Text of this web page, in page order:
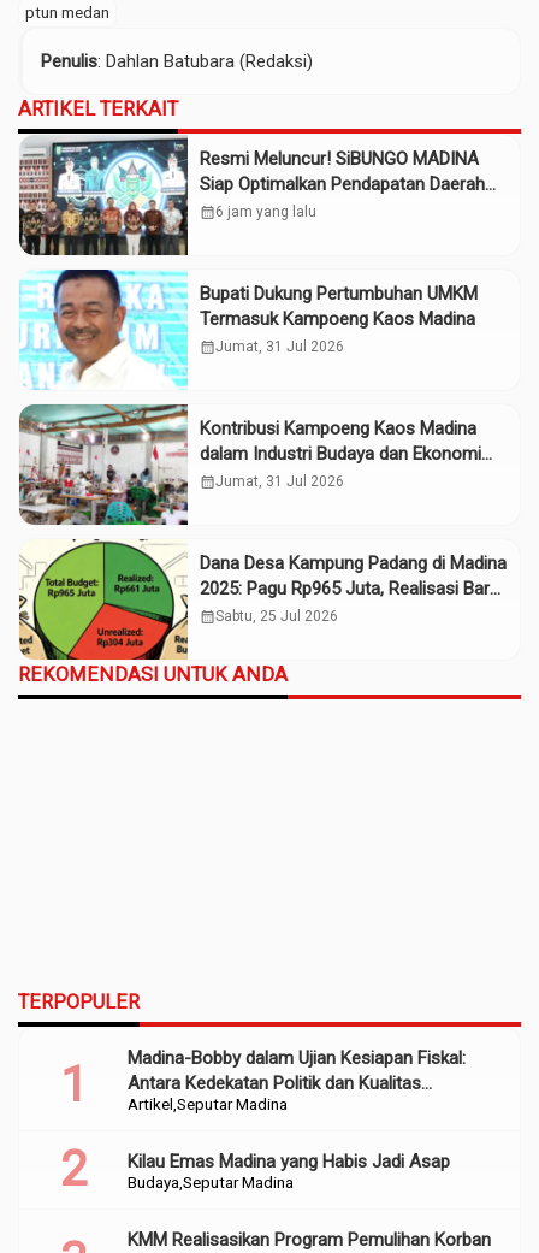
ptun medan
Penulis: Dahlan Batubara (Redaksi)
ARTIKEL TERKAIT
Resmi Meluncur! SiBUNGO MADINA
Siap Optimalkan Pendapatan Daerah
Madina
calendar_month6 jam yang lalu
Bupati Dukung Pertumbuhan UMKM
Termasuk Kampoeng Kaos Madina
calendar_monthJumat, 31 Jul 2026
Kontribusi Kampoeng Kaos Madina
dalam Industri Budaya dan Ekonomi
Daerah
calendar_monthJumat, 31 Jul 2026
Dana Desa Kampung Padang di Madina
2025: Pagu Rp965 Juta, Realisasi Baru
Rp661 Juta
calendar_monthSabtu, 25 Jul 2026
REKOMENDASI UNTUK ANDA
TERPOPULER
Artikel Seputar Madina
Madina-Bobby dalam Ujian Kesiapan Fiskal:
Antara Kedekatan Politik dan Kualitas
Perencanaan
Budaya Seputar Madina
Kilau Emas Madina yang Habis Jadi Asap
KMM Realisasikan Program Pemulihan Korban